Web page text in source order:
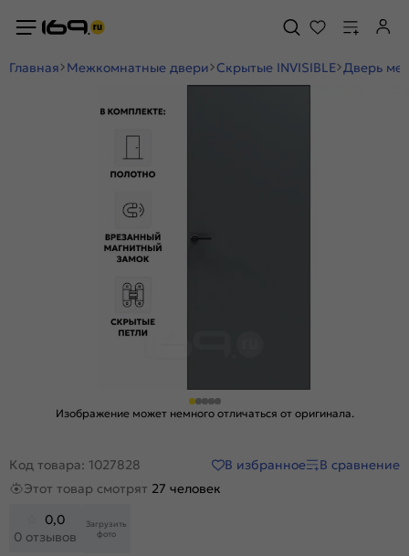
Главная Межкомнатные двери Скрытые INVISIBLE Дверь
Изображение может немного отличаться от оригинала.
Код товара: 1027828 В избранное
В сравнение
Этот товар смотрят 27 человек
0,0
0 отзывов
Загрузить
фото